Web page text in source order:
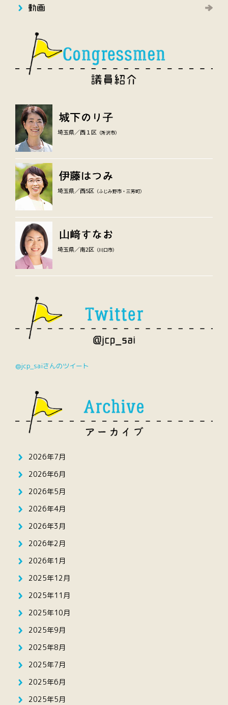
埼玉県／西１区 （所沢市）
埼玉県／西5区 （ふじみ野市・三芳町）
埼玉県／南2区 （川口市）
@jcp_saiさんのツイート
2026年7月
2026年6月
2026年5月
2026年4月
2026年3月
2026年2月
2026年1月
2025年12月
2025年11月
2025年10月
2025年9月
2025年8月
2025年7月
2025年6月
2025年5月